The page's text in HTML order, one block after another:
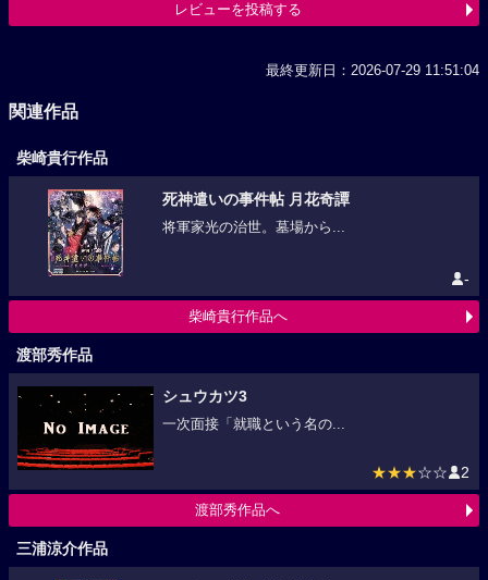
レビューを投稿する
最終更新日：2026-07-29 11:51:04
関連作品
柴崎貴行作品
死神遣いの事件帖 月花奇譚
将軍家光の治世。墓場から...
-
柴崎貴行作品へ
渡部秀作品
シュウカツ3
一次面接「就職という名の...
★★★☆☆ 2
渡部秀作品へ
三浦涼介作品